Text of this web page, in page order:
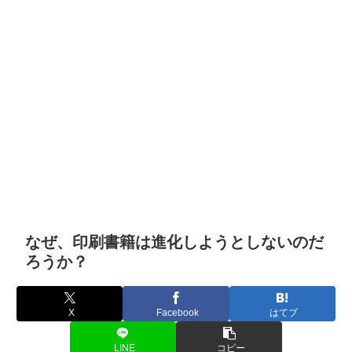
なぜ、印刷書籍は進化しようとしないのだ
ろうか？
X Facebook はてブ
LINE コピー